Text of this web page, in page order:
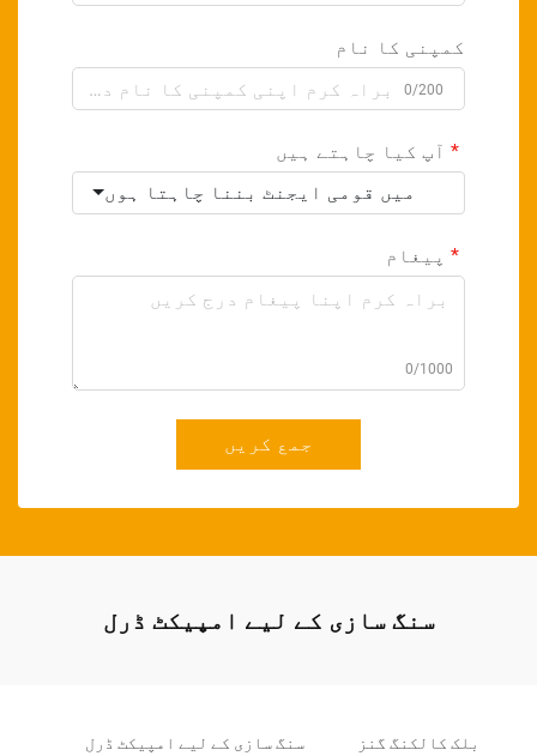
کمپنی کا نام
0/200
آپ کیا چاہتے ہیں
میں قومی ایجنٹ بننا چاہتا ہوں
پیغام
0/1000
جمع کریں
سنگ سازی کے لیے امپیکٹ ڈرل
بلک کالکنگ گنز سنگ سازی کے لیے امپیکٹ ڈرل